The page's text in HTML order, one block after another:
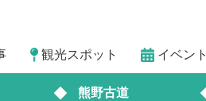
観光スポット イベント
熊野古道